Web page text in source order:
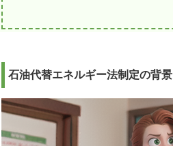
石油代替エネルギー法制定の背景